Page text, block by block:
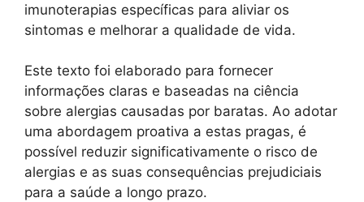
imunoterapias específicas para aliviar os
sintomas e melhorar a qualidade de vida.
Este texto foi elaborado para fornecer
informações claras e baseadas na ciência
sobre alergias causadas por baratas. Ao adotar
uma abordagem proativa a estas pragas, é
possível reduzir significativamente o risco de
alergias e as suas consequências prejudiciais
para a saúde a longo prazo.